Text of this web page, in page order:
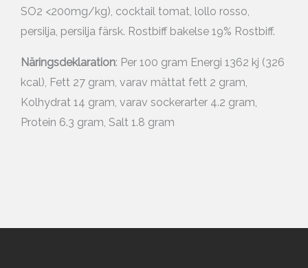
SO2 <200mg/kg), cocktail tomat, lollo rosso,
persilja, persilja färsk. Rostbiff bakelse 19% Rostbiff.
Näringsdeklaration: Per 100 gram Energi 1362 kj (326
kcal), Fett 27 gram, varav mättat fett 2 gram,
Kolhydrat 14 gram, varav sockerarter 4.2 gram,
Protein 6.3 gram, Salt 1.8 gram